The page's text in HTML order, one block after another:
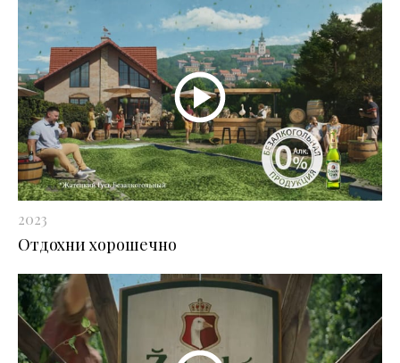
2023
Отдохни хорошечно